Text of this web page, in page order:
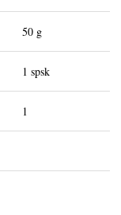
50 g
1 spsk
1